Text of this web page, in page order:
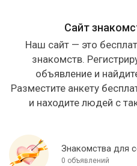
Сайт
Наш сайт — это
знакомств.
объявление и
Разместите анкету
и находите людей с
Знакомства для
0 объявлений